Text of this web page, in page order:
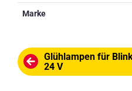
Marke
Glühlampen für
24 V